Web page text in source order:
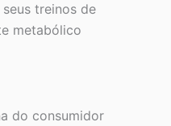
treinos de
metabólico
do consumidor